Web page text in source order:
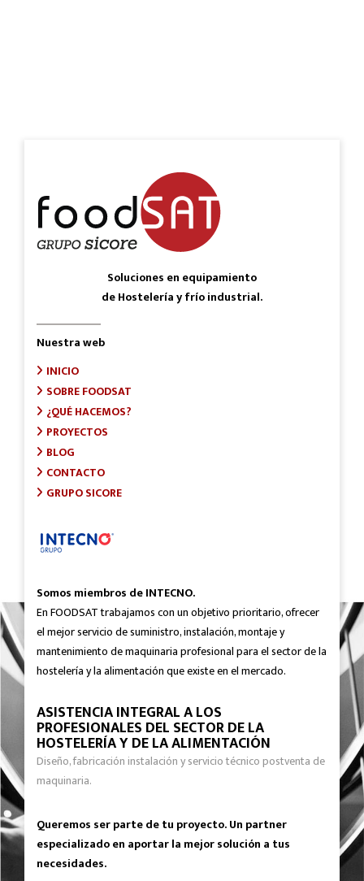
Soluciones en equipamiento
de Hostelería y frío industrial.
Nuestra web
INICIO
SOBRE FOODSAT
¿QUÉ HACEMOS?
PROYECTOS
BLOG
CONTACTO
GRUPO SICORE
Somos miembros de INTECNO.
En FOODSAT trabajamos con un objetivo prioritario, ofrecer
el mejor servicio de suministro, instalación, montaje y
mantenimiento de maquinaria profesional para el sector de la
hostelería y la alimentación que existe en el mercado.
ASISTENCIA INTEGRAL A LOS
PROFESIONALES DEL SECTOR DE LA
HOSTELERÍA Y DE LA ALIMENTACIÓN
Diseño, fabricación instalación y servicio técnico postventa de
maquinaria.
Queremos ser parte de tu proyecto. Un partner
especializado en aportar la mejor solución a tus
necesidades.